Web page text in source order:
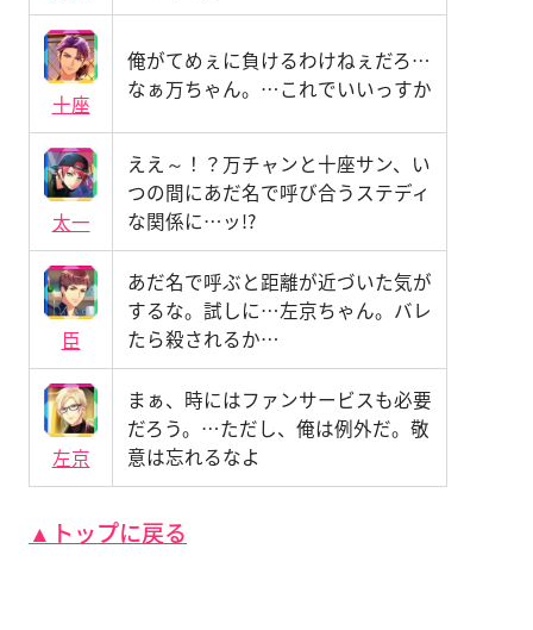
十座
俺がてめぇに負けるわけねぇだろ…
なぁ万ちゃん。…これでいいっすか
太一
ええ～！？万チャンと十座サン、い
つの間にあだ名で呼び合うステディ
な関係に…ッ!?
臣
あだ名で呼ぶと距離が近づいた気が
するな。試しに…左京ちゃん。バレ
たら殺されるか…
左京
まぁ、時にはファンサービスも必要
だろう。…ただし、俺は例外だ。敬
意は忘れるなよ
▲トップに戻る